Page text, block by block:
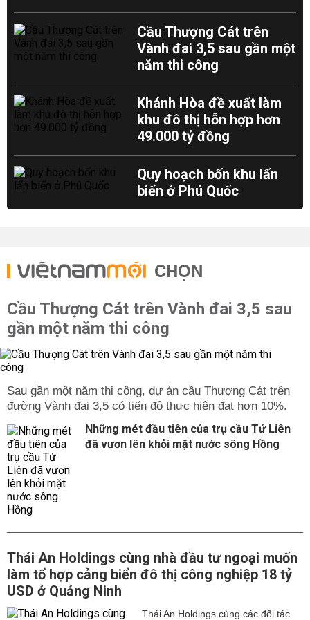
Cầu Thượng Cát trên
Vành đai 3,5 sau gần một
năm thi công
Khánh Hòa đề xuất làm
khu đô thị hỗn hợp hơn
49.000 tỷ đồng
Quy hoạch bốn khu lấn
biển ở Phú Quốc
CHỌN
Cầu Thượng Cát trên Vành đai 3,5 sau
gần một năm thi công
Sau gần một năm thi công, dự án cầu Thượng Cát trên
đường Vành đai 3,5 có tiến độ thực hiện đạt hơn 10%.
Những mét đầu tiên của trụ cầu Tứ Liên
đã vươn lên khỏi mặt nước sông Hồng
Thái An Holdings cùng nhà đầu tư ngoại muốn
làm tổ hợp cảng biển đô thị công nghiệp 18 tỷ
USD ở Quảng Ninh
Thái An Holdings cùng các đối tác